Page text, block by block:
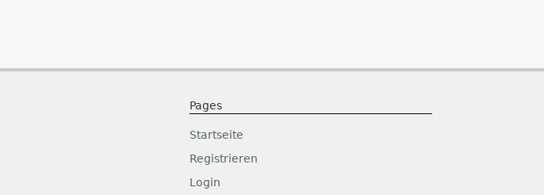
Pages
Startseite
Registrieren
Login